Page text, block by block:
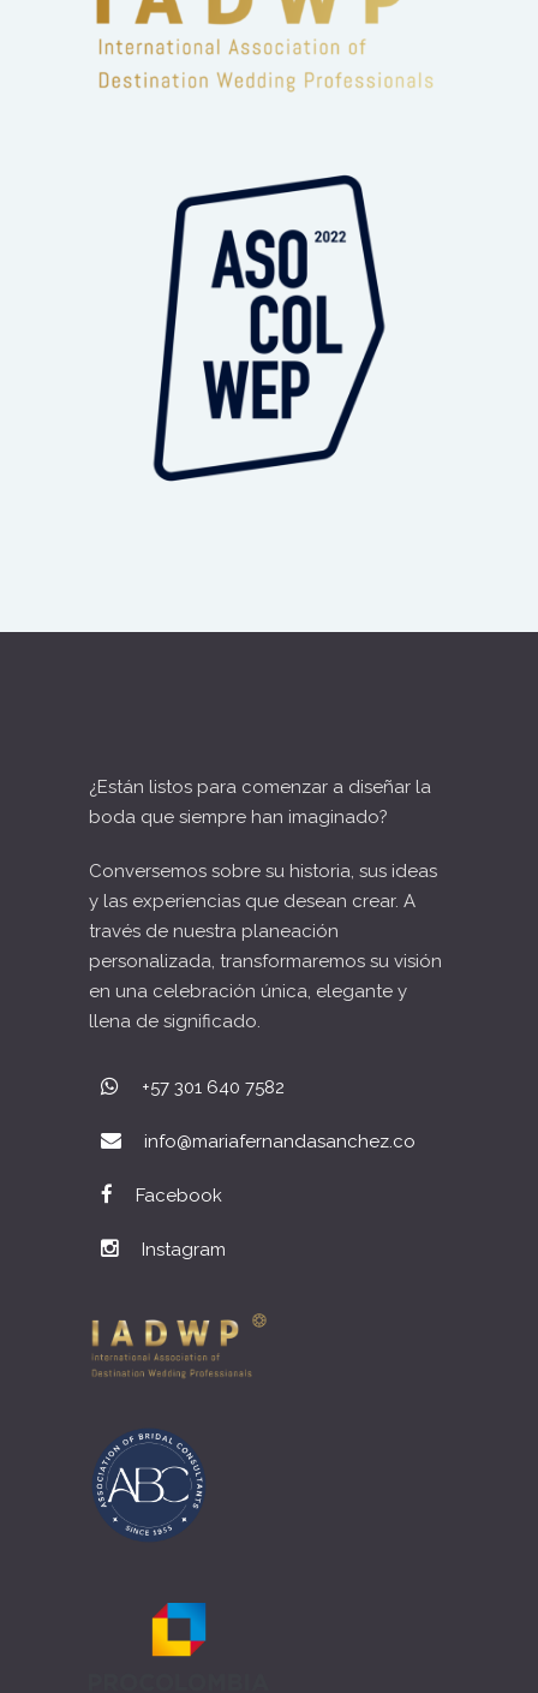
¿Están listos para comenzar a diseñar la
boda que siempre han imaginado?
Conversemos sobre su historia, sus ideas
y las experiencias que desean crear. A
través de nuestra planeación
personalizada, transformaremos su visión
en una celebración única, elegante y
llena de significado.
+57 301 640 7582
info@mariafernandasanchez.co
Facebook
Instagram